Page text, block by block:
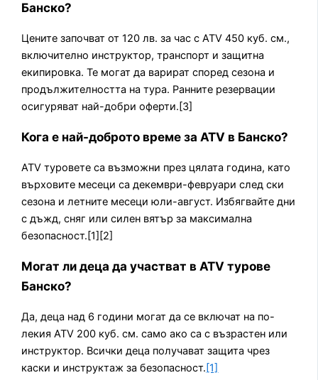
Банско?
Цените започват от 120 лв. за час с ATV 450 куб. см.,
включително инструктор, транспорт и защитна
екипировка. Те могат да варират според сезона и
продължителността на тура. Ранните резервации
осигуряват най-добри оферти.[3]
Кога е най-доброто време за ATV в Банско?
ATV туровете са възможни през цялата година, като
върховите месеци са декември-февруари след ски
сезона и летните месеци юли-август. Избягвайте дни
с дъжд, сняг или силен вятър за максимална
безопасност.[1][2]
Могат ли деца да участват в ATV турове
Банско?
Да, деца над 6 години могат да се включат на по-
лекия ATV 200 куб. см. само ако са с възрастен или
инструктор. Всички деца получават защита чрез
каски и инструктаж за безопасност. [1]